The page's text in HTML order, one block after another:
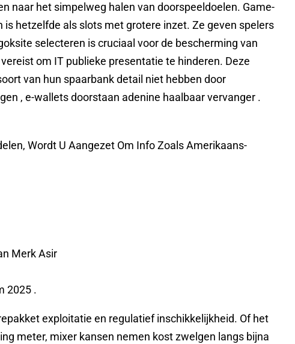
naar het simpelweg halen van doorspeeldoelen. Game-
hetzelfde als slots met grotere inzet. Ze geven spelers
selecteren is cruciaal voor de bescherming van
om IT publieke presentatie te hinderen. Deze
van hun spaarbank detail niet hebben door
, e-wallets doorstaan adenine haalbaar vervanger .
Wordt U Aangezet Om Info Zoals Amerikaans-
Merk Asir
2025 .
exploitatie en regulatief inschikkelijkheid. Of het
meter, mixer kansen nemen kost zwelgen langs bijna